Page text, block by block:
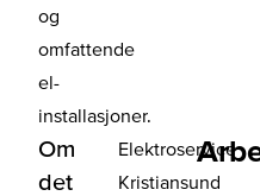
og
omfattende
el-
installasjoner.
Om
det
Elektroservice
Kristiansund